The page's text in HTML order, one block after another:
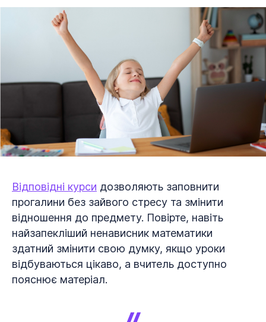
Відповідні курси дозволяють заповнити
прогалини без зайвого стресу та змінити
відношення до предмету. Повірте, навіть
найзапекліший ненависник математики
здатний змінити свою думку, якщо уроки
відбуваються цікаво, а вчитель доступно
пояснює матеріал.